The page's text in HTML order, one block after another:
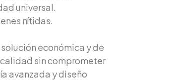
universal.
nítidas.
económica y de
sin comprometer
avanzada y diseño